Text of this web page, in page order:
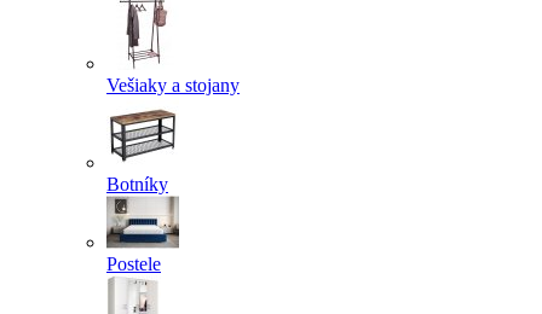
Vešiaky a stojany
Botníky
Postele